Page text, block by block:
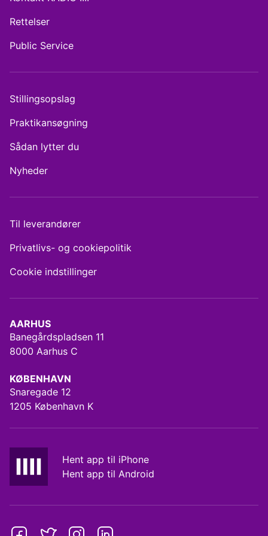
AARHUS
Banegårdspladsen 11
8000 Aarhus C
KØBENHAVN
Snaregade 12
1205 København K
Hent app til iPhone
Hent app til Android
Rettelser
Public Service
Stillingsopslag
Praktikansøgning
Sådan lytter du
Nyheder
Til leverandører
Privatlivs- og cookiepolitik
Cookie indstillinger